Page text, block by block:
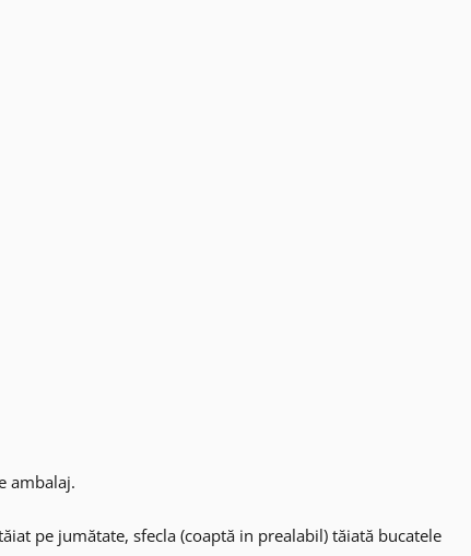
ambalaj.
pe jumătate, sfecla (coaptă in prealabil) tăiată bucatele